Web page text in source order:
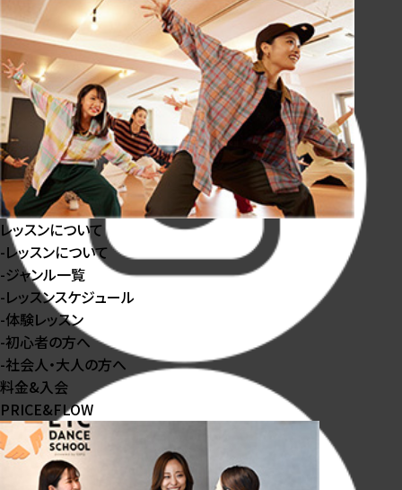
レッスンについて
-レッスンについて
-ジャンル⼀覧
-レッスンスケジュール
-体験レッスン
-初⼼者の⽅へ
-社会⼈・⼤⼈の⽅へ
料金&入会
PRICE&FLOW